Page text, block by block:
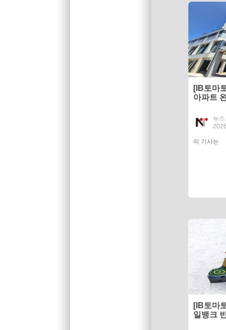
[IB토마
아파트
뉴
이 기사는
[IB토마
일뱅크